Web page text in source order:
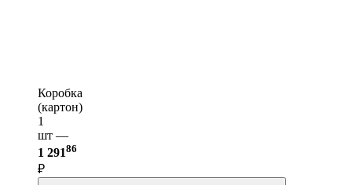
Коробка
(картон)
1
шт —
1 29186
₽